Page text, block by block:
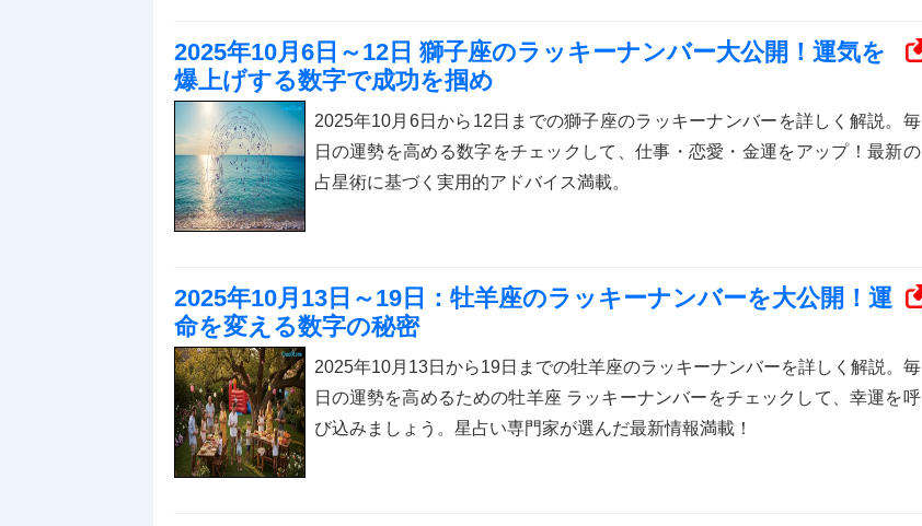
2025年10月6日～12日 獅子座のラッキーナンバー大公開！運気を
爆上げする数字で成功を掴め
2025年10月6日から12日までの獅子座のラッキーナンバーを詳しく解説。毎
日の運勢を高める数字をチェックして、仕事・恋愛・金運をアップ！最新の
占星術に基づく実用的アドバイス満載。
2025年10月13日～19日：牡羊座のラッキーナンバーを大公開！運
命を変える数字の秘密
2025年10月13日から19日までの牡羊座のラッキーナンバーを詳しく解説。毎
日の運勢を高めるための牡羊座 ラッキーナンバーをチェックして、幸運を呼
び込みましょう。星占い専門家が選んだ最新情報満載！